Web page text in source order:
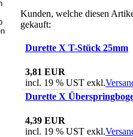
Kunden, welche diesen
gekauft:
Durette X T-Stück 25mm
3,81 EUR
incl. 19 % UST exkl.
Durette X
4,39 EUR
incl. 19 % UST exkl.